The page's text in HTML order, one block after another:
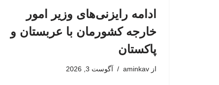
ادامه رایزنی‌های وزیر امور
خارجه کشورمان با عربستان و
پاکستان
از aminkav آگوست 3, 2026